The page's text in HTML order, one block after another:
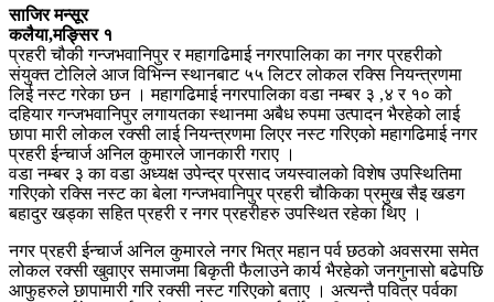
साजिर मन्सूर
कलैया,मङ्सिर १
प्रहरी चौकी गन्जभवानिपुर र महागढिमाई नगरपालिका का नगर प्रहरीको
संयुक्त टोलिले आज विभिन्न स्थानबाट ५५ लिटर लोकल रक्सि नियन्त्रणमा
लिई नस्ट गरेका छन । महागढिमाई नगरपालिका वडा नम्बर ३ ,४ र १० को
दहियार गन्जभवानिपुर लगायतका स्थानमा अबैध रुपमा उत्पादन भैरहेको लाई
छापा मारी लोकल रक्सी लाई नियन्त्रणमा लिएर नस्ट गरिएको महागढिमाई नगर
प्रहरी ईन्चार्ज अनिल कुमारले जानकारी गराए ।
वडा नम्बर ३ का वडा अध्यक्ष उपेन्द्र प्रसाद जयस्वालको विशेष उपस्थितिमा
गरिएको रक्सि नस्ट का बेला गन्जभवानिपुर प्रहरी चौकिका प्रमुख सैइ खडग
बहादुर खड्का सहित प्रहरी र नगर प्रहरीहरु उपस्थित रहेका थिए ।
नगर प्रहरी ईन्चार्ज अनिल कुमारले नगर भित्र महान पर्व छठको अवसरमा समेत
लोकल रक्सी खुवाएर समाजमा बिकृती फैलाउने कार्य भैरहेको जनगुनासो बढेपछि
आफुहरुले छापामारी गरि रक्सी नस्ट गरिएको बताए । अत्यन्तै पवित्र पर्वका